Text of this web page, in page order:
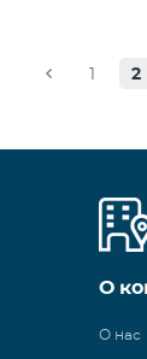
1 2
О
О нас